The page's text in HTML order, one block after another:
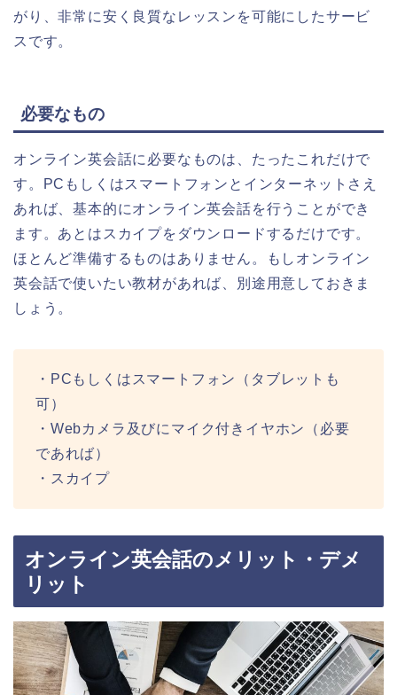
がり、非常に安く良質なレッスンを可能にしたサービ
スです。
必要なもの
オンライン英会話に必要なものは、たったこれだけで
す。PCもしくはスマートフォンとインターネットさえ
あれば、基本的にオンライン英会話を行うことができ
ます。あとはスカイプをダウンロードするだけです。
ほとんど準備するものはありません。もしオンライン
英会話で使いたい教材があれば、別途用意しておきま
しょう。
・PCもしくはスマートフォン（タブレットも
可）
・Webカメラ及びにマイク付きイヤホン（必要
であれば）
・スカイプ
オンライン英会話のメリット・デメ
リット